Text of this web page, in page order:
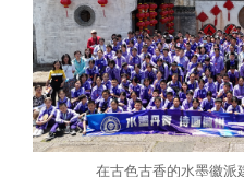
在古色古香的水墨徽派